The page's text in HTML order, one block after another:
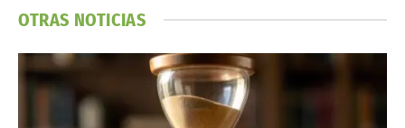
OTRAS NOTICIAS